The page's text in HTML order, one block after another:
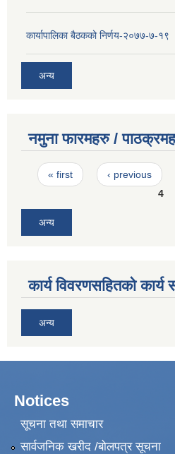
कार्यापालिका बैठकको निर्णय-२०७७-७-१९
अन्य
नमुना फारमहरु /
Pages
« first ‹ previous
4
अन्य
कार्य विवरणसहितको कार्य
अन्य
Notices
सूचना तथा समाचार
सार्वजनिक खरीद /बोलपत्र सूचना